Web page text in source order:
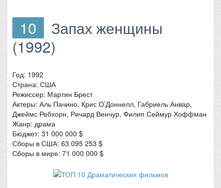
10
Запах женщины
(1992)
Год: 1992
Страна: США
Режиссер: Мартин Брест
Актеры: Аль Пачино, Крис О’Доннелл, Габриель Анвар,
Джеймс Ребхорн, Ричард Венчур, Филип Сеймур Хоффман
Жанр: драма
Бюджет: 31 000 000 $
Сборы в США: 63 095 253 $
Сборы в мире: 71 000 000 $